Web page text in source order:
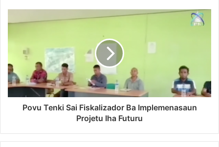
Povu Tenki Sai Fiskalizador Ba Implemenasaun
Projetu Iha Futuru